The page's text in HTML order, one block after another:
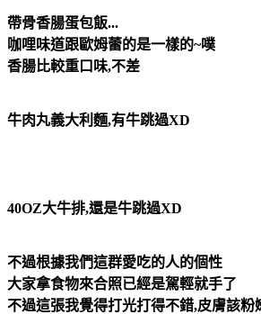
帶骨香腸蛋包飯...
咖哩味道跟歐姆蕾的是一樣的~噗
香腸比較重口味,不差
牛肉丸義大利麵,有牛跳過XD
40OZ大牛排,還是牛跳過XD
不過根據我們這群愛吃的人的個性
大家拿食物來合照已經是駕輕就手了
不過這張我覺得打光打得不錯,皮膚該粉